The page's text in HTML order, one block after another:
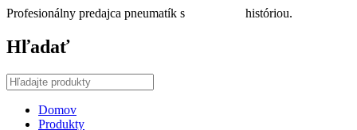
Profesionálny predajca pneumatík s históriou.
Hľadať
Domov
Produkty